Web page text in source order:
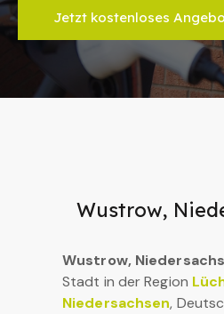
Jetzt kostenloses
Wustrow,
Wustrow,
Stadt in der Region
Niedersachsen,